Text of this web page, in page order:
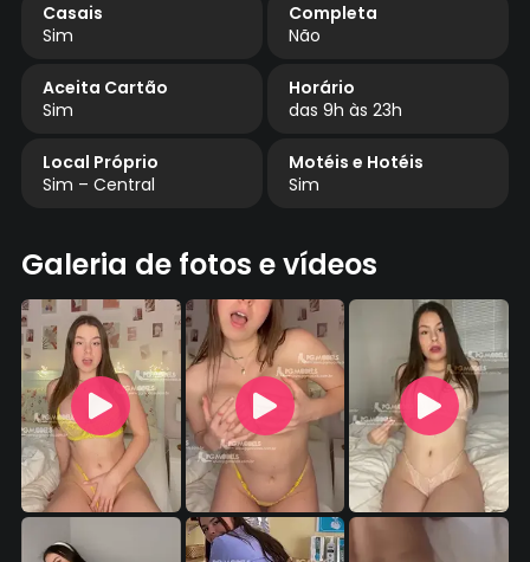
Casais
Sim
Completa
Não
Aceita Cartão
Sim
Horário
das 9h às 23h
Local Próprio
Sim – Central
Motéis e Hotéis
Sim
Galeria de fotos e vídeos